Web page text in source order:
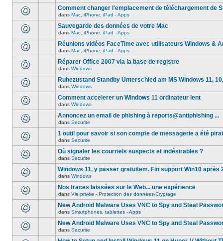
Comment changer l'emplacement de téléchargement de
dans Mac, iPhone, iPad - Apps
Sauvegarde des données de votre Mac
dans Mac, iPhone, iPad - Apps
Réunions vidéos FaceTime avec utilisateurs Windows &
dans Mac, iPhone, iPad - Apps
Réparer Office 2007 via la base de registre
dans Windows
Ruhezustand Standby Unterschied am MS Windows 11,
dans Windows
Comment accelerer un Windows 11 ordinateur lent
dans Windows
Annoncez un email de phishing à reports@antiphishing ...
dans Securite
1 outil pour savoir si son compte de messagerie a été
dans Securite
Où signaler les courriels suspects et indésirables ?
dans Securite
Windows 11, y passer gratuitem. Fin support Win10 après
dans Windows
Nos traces laissées sur le Web... une expérience
dans Vie privée - Protection des données-Cryptage
New Android Malware Uses VNC to Spy and Steal
dans Smartphones, tablettes - Apps
New Android Malware Uses VNC to Spy and Steal
dans Securite